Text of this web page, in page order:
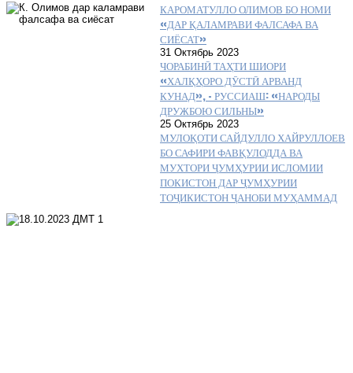
КАРОМАТУЛЛО ОЛИМОВ БО НОМИ
«ДАР ҚАЛАМРАВИ ФАЛСАФА ВА
СИЁСАТ»
31 Октябрь 2023
ЧОРАБИНӢ ТАҲТИ ШИОРИ
«ХАЛҚҲОРО ДӮСТӢ АРВАНД
КУНАД», – РУССИАШ: «НАРОДЫ
ДРУЖБОЮ СИЛЬНЫ»
25 Октябрь 2023
МУЛОҚОТИ САЙДУЛЛО ХАЙРУЛЛОЕВ
БО САФИРИ ФАВҚУЛОДДА ВА
МУХТОРИ ҶУМҲУРИИ ИСЛОМИИ
ПОКИСТОН ДАР ҶУМҲУРИИ
ТОҶИКИСТОН ҶАНОБИ МУҲАММАД